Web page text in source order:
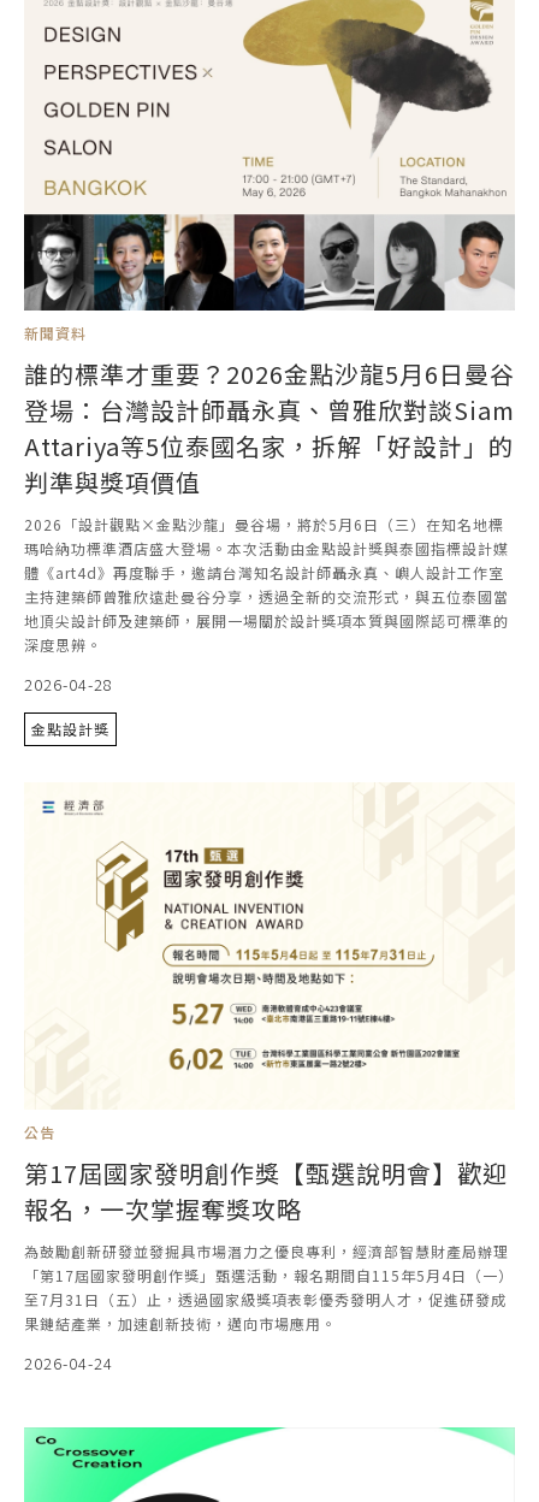
新聞資料
誰的標準才重要？2026金點沙龍5月6日曼谷
登場：台灣設計師聶永真、曾雅欣對談Siam
Attariya等5位泰國名家，拆解「好設計」的
判準與獎項價值
2026「設計觀點×金點沙龍」曼谷場，將於5月6日（三）在知名地標
瑪哈納功標準酒店盛大登場。本次活動由金點設計獎與泰國指標設計媒
體《art4d》再度聯手，邀請台灣知名設計師聶永真、嶼人設計工作室
主持建築師曾雅欣遠赴曼谷分享，透過全新的交流形式，與五位泰國當
地頂尖設計師及建築師，展開一場關於設計獎項本質與國際認可標準的
深度思辨。
2026-04-28
金點設計獎
公告
第17屆國家發明創作獎【甄選說明會】歡迎
報名，一次掌握奪獎攻略
為鼓勵創新研發並發掘具市場潛力之優良專利，經濟部智慧財產局辦理
「第17屆國家發明創作獎」甄選活動，報名期間自115年5月4日（一）
至7月31日（五）止，透過國家級獎項表彰優秀發明人才，促進研發成
果鏈結產業，加速創新技術，邁向市場應用。
2026-04-24